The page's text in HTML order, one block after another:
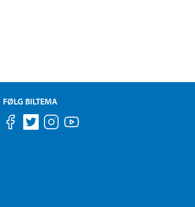
FØLG BILTEMA